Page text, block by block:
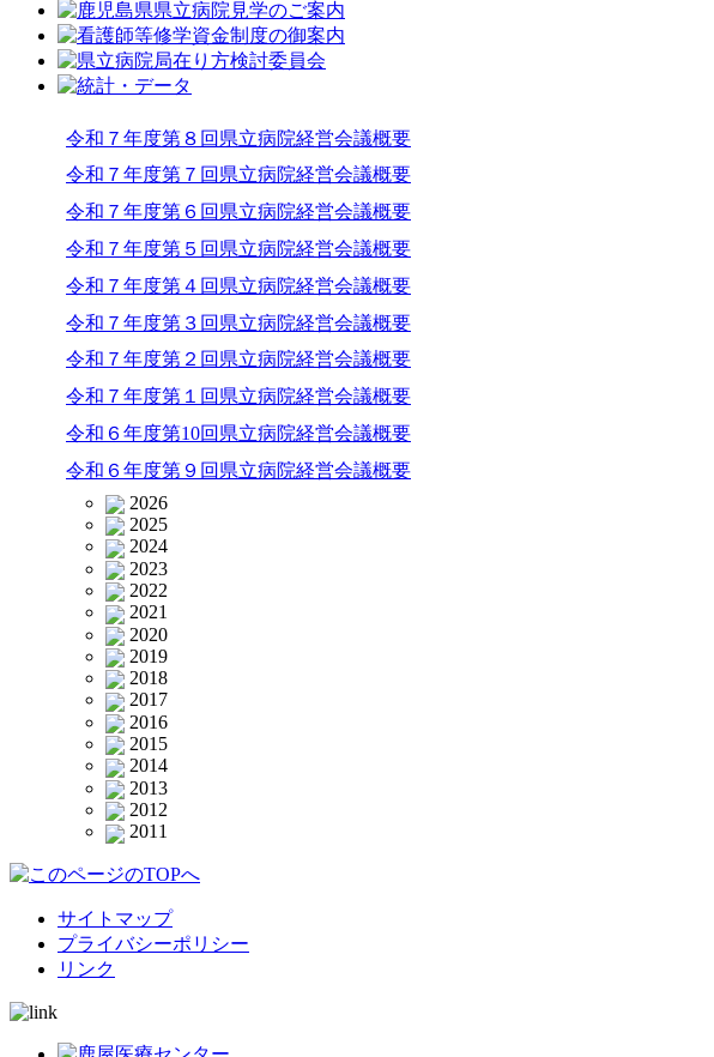
令和７年度第８回県立病院経営会議概要
令和７年度第７回県立病院経営会議概要
令和７年度第６回県立病院経営会議概要
令和７年度第５回県立病院経営会議概要
令和７年度第４回県立病院経営会議概要
令和７年度第３回県立病院経営会議概要
令和７年度第２回県立病院経営会議概要
令和７年度第１回県立病院経営会議概要
令和６年度第10回県立病院経営会議概要
令和６年度第９回県立病院経営会議概要
2026
2025
2024
2023
2022
2021
2020
2019
2018
2017
2016
2015
2014
2013
2012
2011
サイトマップ
プライバシーポリシー
リンク